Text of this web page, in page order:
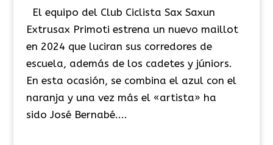
El equipo del Club Ciclista Sax Saxun
Extrusax Primoti estrena un nuevo maillot
en 2024 que luciran sus corredores de
escuela, además de los cadetes y júniors.
En esta ocasión, se combina el azul con el
naranja y una vez más el «artista» ha
sido José Bernabé....